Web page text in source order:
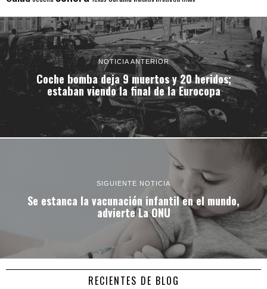
NOTICIA ANTERIOR
Coche bomba deja 9 muertos y 20 heridos;
estaban viendo la final de la Eurocopa
SIGUIENTE NOTICIA
Se estanca la vacunación infantil en el mundo,
advierte La ONU
RECIENTES DE BLOG